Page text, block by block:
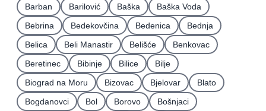
Barban
Barilović Baška
Baška Voda
Bebrina
Bedekovčina Bedenica
Bednja
Belica
Beli Manastir Belišće
Benkovac
Beretinec
Bibinje Bilice
Bilje
Biograd na Moru
Bizovac Bjelovar
Blato
Bogdanovci
Bol Borovo
Bošnjaci